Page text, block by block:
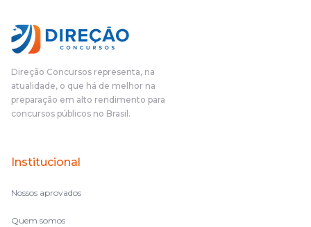
Direção Concursos representa, na
atualidade, o que há de melhor na
preparação em alto rendimento para
concursos públicos no Brasil.
Institucional
Nossos aprovados
Quem somos